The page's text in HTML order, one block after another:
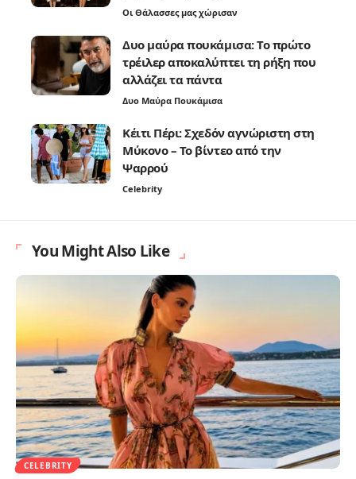
Οι Θάλασσες μας χώρισαν
Δυο μαύρα πουκάμισα: Το πρώτο
τρέιλερ αποκαλύπτει τη ρήξη που
αλλάζει τα πάντα
Δυο Μαύρα Πουκάμισα
Κέιτι Πέρι: Σχεδόν αγνώριστη στη
Μύκονο – Το βίντεο από την
Ψαρρού
Celebrity
You Might Also Like
CELEBRITY